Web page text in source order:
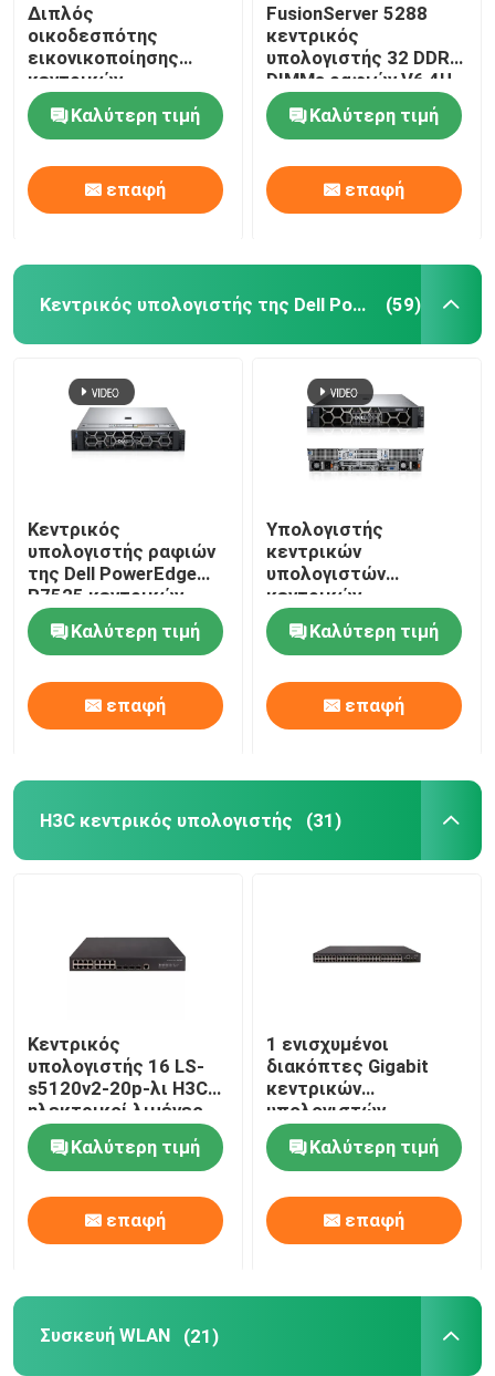
Διπλός
οικοδεσπότης
εικονικοποίησης
κεντρικών
υπολογιστών
αποθήκευσης
κεντρικών
υπολογιστών 2288H
V5 2U τήξης ΚΜΕ
HUAWEI
Καλύτερη τιμή
επαφή
FusionServer 5288
κεντρικός
υπολογιστής 32 DDR4
DIMMs ραφιών V6 4U
44 σκληροί δίσκοι 3,5
ιντσώνΚαλύτερη τιμή
επαφή
Κεντρικός υπολογιστής της Dell Poweredge (59)
Κεντρικός
υπολογιστής ραφιών
της Dell PowerEdge
R7525 κεντρικών
υπολογιστών ραφιών
AMD EPYC 2U
ιδιαίτερα
εξελικτικός
Καλύτερη τιμή
επαφή
Υπολογιστής
κεντρικών
υπολογιστών
κεντρικών
υπολογιστών 2U GPU
EMC R750xa Dell
Poweredge
Καλύτερη τιμή
επαφή
H3C κεντρικός υπολογιστής (31)
Κεντρικός
υπολογιστής 16 LS-
s5120v2-20p-λι H3C
ηλεκτρικοί λιμένες
Gigabit 4 οπτικοί
λιμένες Gigabit
Καλύτερη τιμή
επαφή
1 ενισχυμένοι
διακόπτες Gigabit
κεντρικών
υπολογιστών
πυρήνων 800MHz H3C
s5560s-EIΚαλύτερη τιμή
επαφή
Συσκευή WLAN (21)